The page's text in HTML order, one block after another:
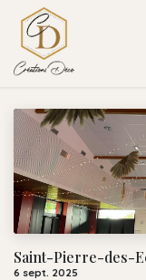
Se rendre au contenu
Saint-Pierre-des-
6 sept. 2025